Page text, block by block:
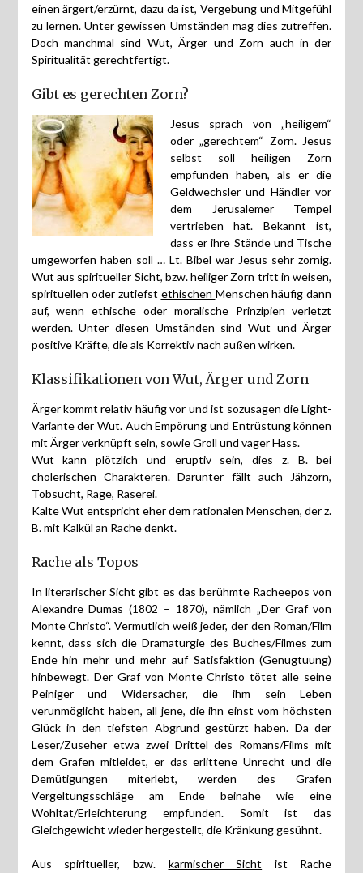
einen ärgert/erzürnt, dazu da ist, Vergebung und Mitgefühl
zu lernen. Unter gewissen Umständen mag dies zutreffen.
Doch manchmal sind Wut, Ärger und Zorn auch in der
Spiritualität gerechtfertigt.
Gibt es gerechten Zorn?
Jesus sprach von „heiligem“
oder „gerechtem“ Zorn. Jesus
selbst soll heiligen Zorn
empfunden haben, als er die
Geldwechsler und Händler vor
dem Jerusalemer Tempel
vertrieben hat. Bekannt ist,
dass er ihre Stände und Tische
umgeworfen haben soll … Lt. Bibel war Jesus sehr zornig.
Wut aus spiritueller Sicht, bzw. heiliger Zorn tritt in weisen,
spirituellen oder zutiefst ethischen Menschen häufig dann
auf, wenn ethische oder moralische Prinzipien verletzt
werden. Unter diesen Umständen sind Wut und Ärger
positive Kräfte, die als Korrektiv nach außen wirken.
Klassifikationen von Wut, Ärger und Zorn
Ärger kommt relativ häufig vor und ist sozusagen die Light-
Variante der Wut. Auch Empörung und Entrüstung können
mit Ärger verknüpft sein, sowie Groll und vager Hass.
Wut kann plötzlich und eruptiv sein, dies z. B. bei
cholerischen Charakteren. Darunter fällt auch Jähzorn,
Tobsucht, Rage, Raserei.
Kalte Wut entspricht eher dem rationalen Menschen, der z.
B. mit Kalkül an Rache denkt.
Rache als Topos
In literarischer Sicht gibt es das berühmte Racheepos von
Alexandre Dumas (1802 – 1870), nämlich „Der Graf von
Monte Christo“. Vermutlich weiß jeder, der den Roman/Film
kennt, dass sich die Dramaturgie des Buches/Filmes zum
Ende hin mehr und mehr auf Satisfaktion (Genugtuung)
hinbewegt. Der Graf von Monte Christo tötet alle seine
Peiniger und Widersacher, die ihm sein Leben
verunmöglicht haben, all jene, die ihn einst vom höchsten
Glück in den tiefsten Abgrund gestürzt haben. Da der
Leser/Zuseher etwa zwei Drittel des Romans/Films mit
dem Grafen mitleidet, er das erlittene Unrecht und die
Demütigungen miterlebt, werden des Grafen
Vergeltungsschläge am Ende beinahe wie eine
Wohltat/Erleichterung empfunden. Somit ist das
Gleichgewicht wieder hergestellt, die Kränkung gesühnt.
Aus spiritueller, bzw. karmischer Sicht ist Rache